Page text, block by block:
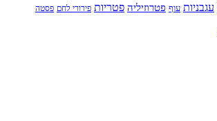
עגבניות עוף פטרוזיליה פטריות פירורי לחם פסטה